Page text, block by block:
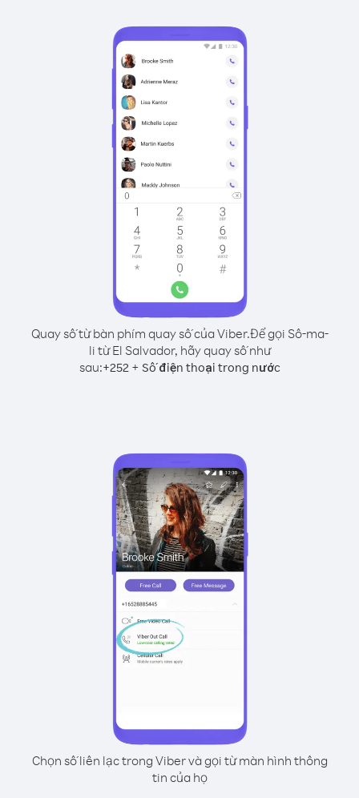
Quay số từ bàn phím quay số của Viber.Để gọi Sô-ma-
li từ El Salvador, hãy quay số như
sau:+252+ Số điện thoại trong nước
Chọn số liên lạc trong Viber và gọi từ màn hình thông
tin của họ